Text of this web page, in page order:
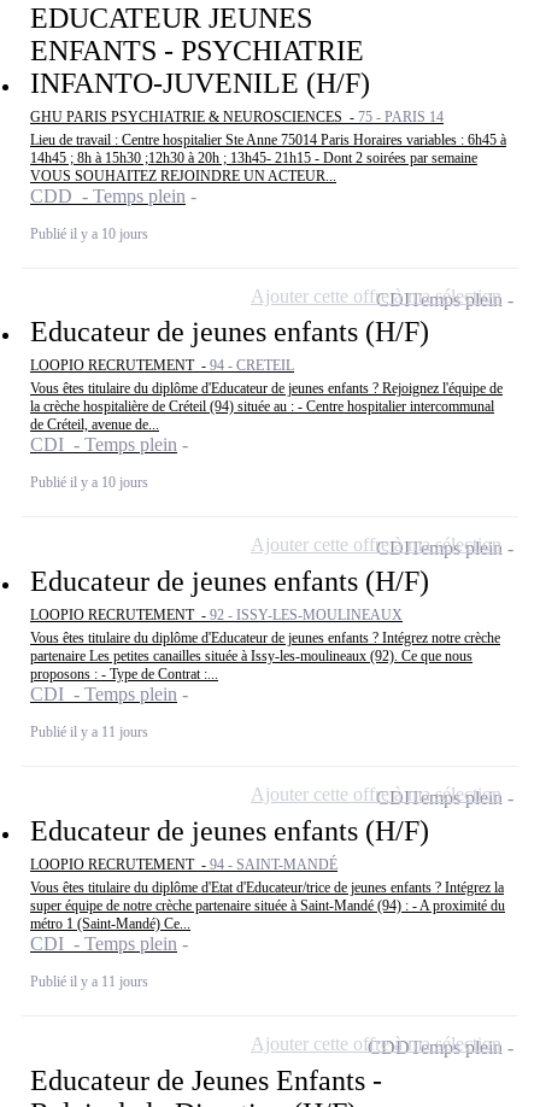
EDUCATEUR JEUNES
ENFANTS - PSYCHIATRIE
INFANTO-JUVENILE (H/F)
GHU PARIS PSYCHIATRIE & NEUROSCIENCES - 75 - PARIS 14
Lieu de travail : Centre hospitalier Ste Anne 75014 Paris Horaires variables : 6h45 à
14h45 ; 8h à 15h30 ;12h30 à 20h ; 13h45- 21h15 - Dont 2 soirées par semaine
VOUS SOUHAITEZ REJOINDRE UN ACTEUR...
CDD - Temps plein
Publié il y a 10 jours
Educateur de jeunes enfants (H/F)
LOOPIO RECRUTEMENT - 94 - CRETEIL
Vous êtes titulaire du diplôme d'Educateur de jeunes enfants ? Rejoignez l'équipe de
la crèche hospitalière de Créteil (94) située au : - Centre hospitalier intercommunal
de Créteil, avenue de...
CDI - Temps plein
Publié il y a 10 jours
CDITemps plein
Ajouter cette offre à ma sélection
Educateur de jeunes enfants (H/F)
LOOPIO RECRUTEMENT - 92 - ISSY-LES-MOULINEAUX
Vous êtes titulaire du diplôme d'Educateur de jeunes enfants ? Intégrez notre crèche
partenaire Les petites canailles située à Issy-les-moulineaux (92). Ce que nous
proposons : - Type de Contrat :...
CDI - Temps plein
Publié il y a 11 jours
CDITemps plein
Ajouter cette offre à ma sélection
Educateur de jeunes enfants (H/F)
LOOPIO RECRUTEMENT - 94 - SAINT-MANDÉ
Vous êtes titulaire du diplôme d'Etat d'Educateur/trice de jeunes enfants ? Intégrez la
super équipe de notre crèche partenaire située à Saint-Mandé (94) : - A proximité du
métro 1 (Saint-Mandé) Ce...
CDI - Temps plein
Publié il y a 11 jours
CDITemps plein
Ajouter cette offre à ma sélection
Educateur de Jeunes Enfants -
CDDTemps plein
Ajouter cette offre à ma sélection